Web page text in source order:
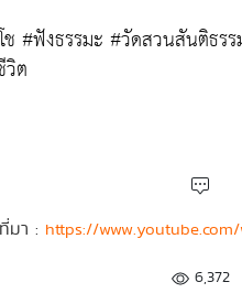
#ฟังธรรมะ #วัดสวนสันติธ
ต
ที่มา : https://www.youtube.com/
6,372